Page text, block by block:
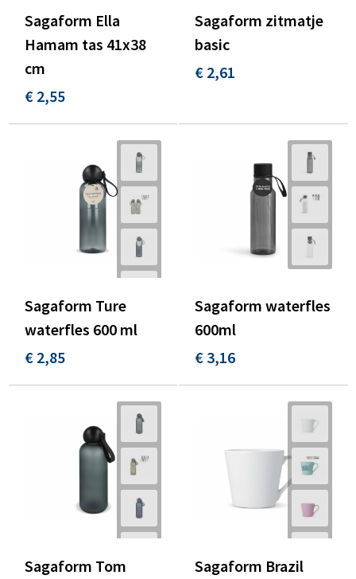
Sagaform Ella
Hamam tas 41x38
cm
€ 2,55
Sagaform zitmatje
basic
€ 2,61
Sagaform Ture
waterfles 600 ml
€ 2,85
Sagaform waterfles
600ml
€ 3,16
Sagaform Tom
Sagaform Brazil